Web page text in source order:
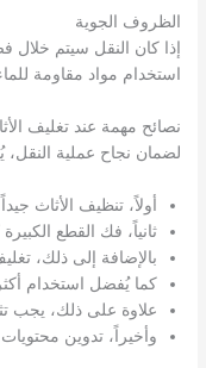
الظروف الجوية
إذا كان النقل سيتم
استخدام مواد مقاومة
نصائح مهمة عند تغليف
لضمان نجاح عملية النقل،
أولاً، تنظيف الأثاث
ثانياً، فك القطع
بالإضافة إلى ذلك،
كما يُفضل استخدام
علاوة على ذلك، يجب
وأخيراً، تدوين محتويات